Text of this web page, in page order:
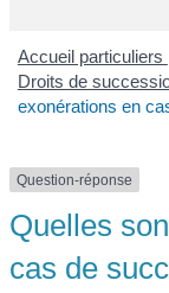
Accueil particuliers
Droits de
exonérations en
Question-réponse
Quelles
cas de